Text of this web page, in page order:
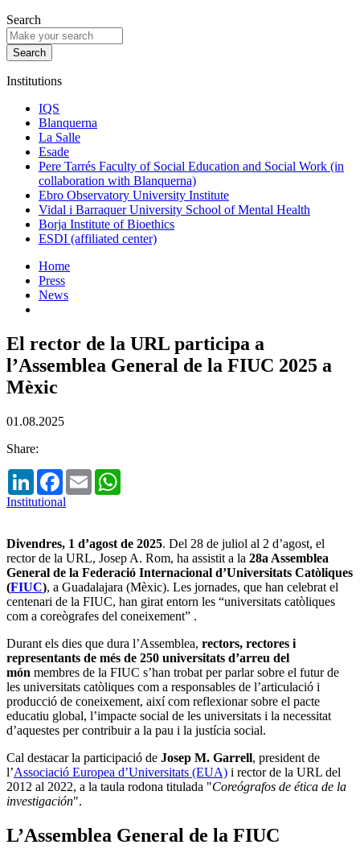
Search
Institutions
IQS
Blanquerna
La Salle
Esade
Pere Tarrés Faculty of Social Education and Social Work (in
collaboration with Blanquerna)
Ebro Observatory University Institute
Vidal i Barraquer University School of Mental Health
Borja Institute of Bioethics
ESDI (affiliated center)
Home
Press
News
El rector de la URL participa a
l’Assemblea General de la FIUC 2025 a
Mèxic
01.08.2025
Share:
LinkedInFacebook
Email
Institutional
Divendres, 1 d’agost de 2025. Del 28 de juliol al 2 d’agost, el
rector de la URL, Josep A. Rom, ha assistit a la 28a Assemblea
General de la Federació Internacional d’Universitats Catòliques
(FIUC), a Guadalajara (Mèxic). Les jornades, que han celebrat el
centenari de la FIUC, han girat entorn les “universitats catòliques
com a coreògrafes del coneixement” .
Durant els dies que dura l’Assemblea, rectors, rectores i
representants de més de 250 universitats d’arreu del
món membres de la FIUC s’han trobat per parlar sobre el futur de
les universitats catòliques com a responsables de l’articulació i
producció de coneixement, així com reflexionar sobre el pacte
educatiu global, l’impacte social de les universitats i la necessitat
d’aquestes per contribuir a la pau i la justícia social.
Cal destacar la participació de Josep M. Garrell, president de
l’Associació Europea d’Universitats (EUA) i rector de la URL del
2012 al 2022, a la taula rodona titulada "Coreógrafos de ética de la
investigación".
L’Assemblea General de la FIUC